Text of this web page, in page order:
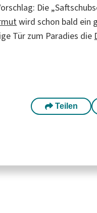
Die
wird schon bald ein
Tür zum Paradies die
Teilen